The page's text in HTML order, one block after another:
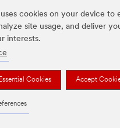
cookies on your device to
site usage, and deliver
interests.
Cookies Accept